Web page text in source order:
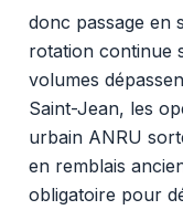
donc passage en
rotation continue
volumes
Saint-Jean, les
urbain ANRU
en remblais
obligatoire pour